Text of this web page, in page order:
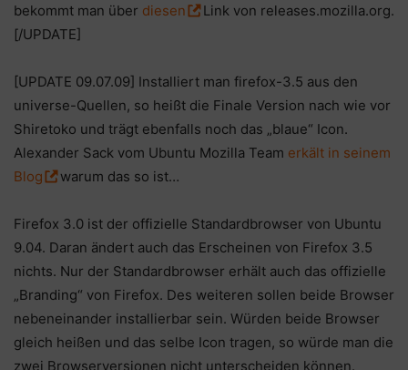
bekommt man über diesen
Link von releases.mozilla.org.
[/UPDATE]
[UPDATE 09.07.09] Installiert man firefox-3.5 aus den
universe-Quellen, so heißt die Finale Version nach wie vor
Shiretoko und trägt ebenfalls noch das „blaue“ Icon.
Alexander Sack vom Ubuntu Mozilla Team erkält in seinem
Blog
warum das so ist…
Firefox 3.0 ist der offizielle Standardbrowser von Ubuntu
9.04. Daran ändert auch das Erscheinen von Firefox 3.5
nichts. Nur der Standardbrowser erhält auch das offizielle
„Branding“ von Firefox. Des weiteren sollen beide Browser
nebeneinander installierbar sein. Würden beide Browser
gleich heißen und das selbe Icon tragen, so würde man die
zwei Browserversionen nicht unterscheiden können.